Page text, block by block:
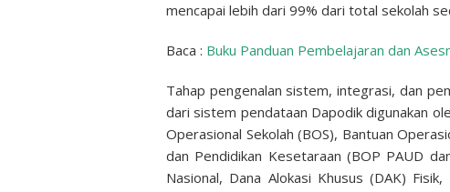
mencapai lebih dari 99% dari total sekolah
Baca : Buku Panduan Pembelajaran dan
Tahap pengenalan sistem, integrasi, dan
dari sistem pendataan Dapodik digunakan
Operasional Sekolah (BOS), Bantuan
dan Pendidikan Kesetaraan (BOP PAUD
Nasional, Dana Alokasi Khusus (DAK)